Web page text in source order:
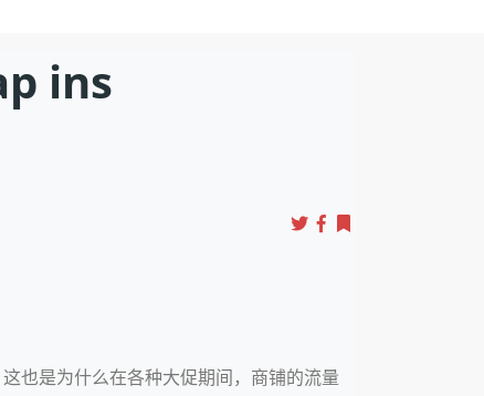
ins
也是为什么在各种大促期间，商铺的流量